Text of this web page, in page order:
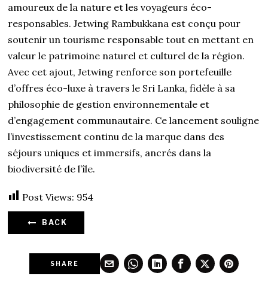
amoureux de la nature et les voyageurs éco-
responsables. Jetwing Rambukkana est conçu pour
soutenir un tourisme responsable tout en mettant en
valeur le patrimoine naturel et culturel de la région.
Avec cet ajout, Jetwing renforce son portefeuille
d’offres éco-luxe à travers le Sri Lanka, fidèle à sa
philosophie de gestion environnementale et
d’engagement communautaire. Ce lancement souligne
l’investissement continu de la marque dans des
séjours uniques et immersifs, ancrés dans la
biodiversité de l’île.
Post Views: 954
BACK
SHARE